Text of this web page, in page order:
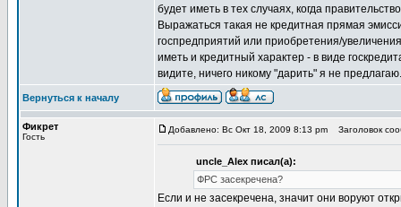
будет иметь в тех случаях, когда
Выражаться такая не кредитная прямая
госпредприятий или приобретения/
иметь и кредитный характер - в виде
видите, ничего никому "дарить" я не предлагаю.
Вернуться к началу
Фикрет
Гость
Добавлено: Вс Окт 18, 2009 8:13 pm Заголовок
uncle_Alex писал(а):
ФРС засекречена?
Если и не засекречена, значит они воруют